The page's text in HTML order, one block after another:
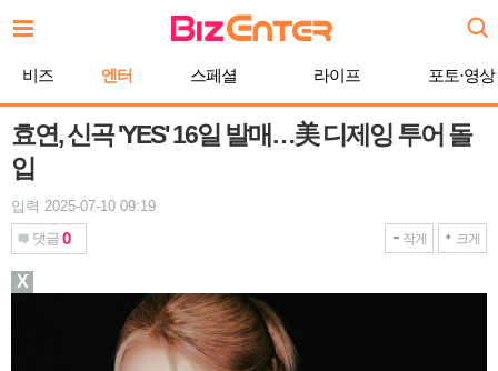
문
비즈 엔터 스페셜 라이프 포토·영상
효연, 신곡 'YES' 16일 발매…美 디제잉 투어 돌
입
입력 2025-07-10 09:19
댓글 0 작게 크게
X